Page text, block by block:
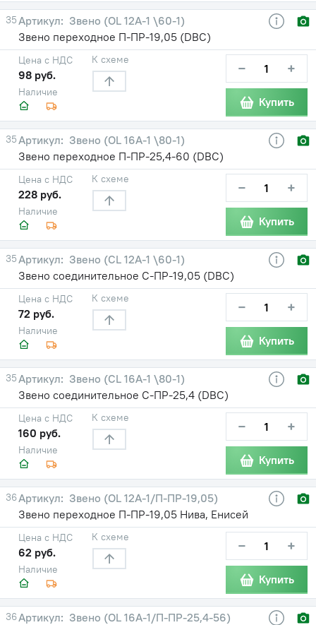
35
Звено (OL 12A-1 \60-1)
Звено переходное П-ПР-19,05 (DBC)
Наличие
Цена с НДС
98 руб.
К схеме − +
Купить
35
Звено (OL 16А-1 \80-1)
Звено переходное П-ПР-25,4-60 (DBC)
Наличие
Цена с НДС
228 руб.
К схеме − +
Купить
35
Звено (CL 12A-1 \60-1)
Звено соединительное С-ПР-19,05 (DBC)
Наличие
Цена с НДС
72 руб.
К схеме − +
Купить
35
Звено (CL 16A-1 \80-1)
Звено соединительное С-ПР-25,4 (DBC)
Наличие
Цена с НДС
160 руб.
К схеме − +
Купить
36
Звено (OL 12A-1/П-ПР-19,05)
Звено переходное П-ПР-19,05 Нива, Енисей
Наличие
Цена с НДС
62 руб.
К схеме − +
Купить
36
Звено (OL 16A-1/П-ПР-25,4-56)